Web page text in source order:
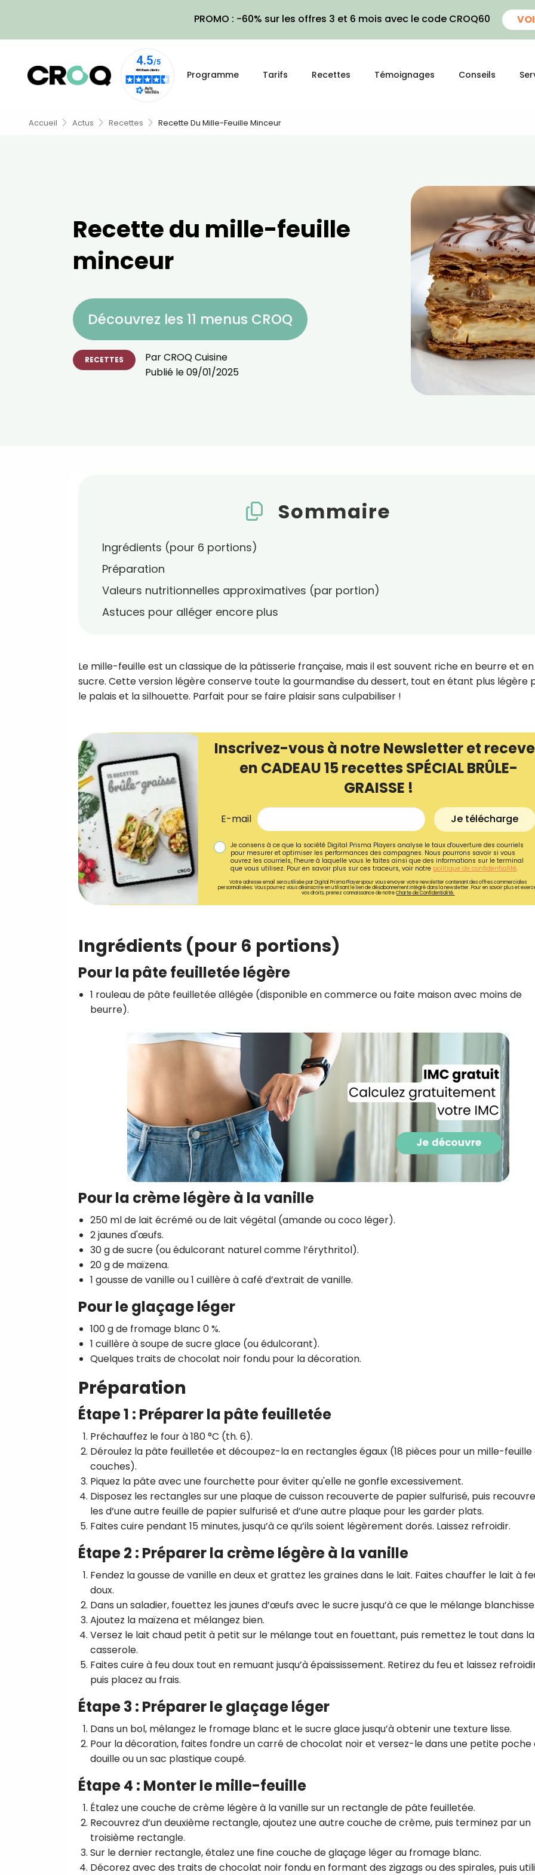
PROMO : -60% sur les offres 3 et 6 mois avec le code CROQ60
Programme Tarifs Recettes Témoignages Conseils
Accueil Actus Recettes Recette Du Mille-Feuille Minceur
Recette du mille-feuille
minceur
Découvrez les 11 menus CROQ
RECETTES ParCROQ Cuisine
Publié le09/01/2025
Sommaire
Ingrédients (pour 6 portions)
Préparation
Valeurs nutritionnelles approximatives (par portion)
Astuces pour alléger encore plus
Le mille-feuille est un classique de la pâtisserie française, mais il est souvent riche en beurre et en
sucre. Cette version légère conserve toute la gourmandise du dessert, tout en étant plus légère
le palais et la silhouette. Parfait pour se faire plaisir sans culpabiliser !
Inscrivez-vous à notre Newsletter et
en CADEAU 15 recettes SPÉCIAL BRÛLE-
GRAISSE !
E-mail Je télécharge
Je consens à ce que la société Digital Prisma Players analyse le taux d'ouverture des courriels
pour mesurer et optimiser les performances des campagnes. Nous pourrons savoir si vous
ouvrez les courriels, l'heure à laquelle vous le faites ainsi que des informations sur le terminal
que vous utilisez. Pour en savoir plus sur ces traceurs, voir notre politique de confidentialité.
Votre adresse email sera utilisée par Digital Prisma Playerspour vous envoyer votre newsletter contenant des offres commerciales
personnalisées. Vous pourrez vous désinscrire en utilisant le lien de désabonnement intégré dans la newsletter. Pour en savoir plus et
vos droits, prenez connaissance de notreCharte de Confidentialité.
Ingrédients (pour 6 portions)
Pour la pâte feuilletée légère
1 rouleau de pâte feuilletée allégée (disponible en commerce ou faite maison avec moins de
beurre).
Pour la crème légère à la vanille
250 ml de lait écrémé ou de lait végétal (amande ou coco léger).
2 jaunes d'œufs.
30 g de sucre (ou édulcorant naturel comme l’érythritol).
20 g de maïzena.
1 gousse de vanille ou 1 cuillère à café d’extrait de vanille.
Pour le glaçage léger
100 g de fromage blanc 0 %.
1 cuillère à soupe de sucre glace (ou édulcorant).
Quelques traits de chocolat noir fondu pour la décoration.
Préparation
Étape 1 : Préparer la pâte feuilletée
Préchauffez le four à 180 °C (th. 6).
Déroulez la pâte feuilletée et découpez-la en rectangles égaux (18 pièces pour un mille-feuille
couches).
Piquez la pâte avec une fourchette pour éviter qu'elle ne gonfle excessivement.
Disposez les rectangles sur une plaque de cuisson recouverte de papier sulfurisé, puis
les d’une autre feuille de papier sulfurisé et d’une autre plaque pour les garder plats.
Faites cuire pendant 15 minutes, jusqu’à ce qu’ils soient légèrement dorés. Laissez refroidir.
Étape 2 : Préparer la crème légère à la vanille
Fendez la gousse de vanille en deux et grattez les graines dans le lait. Faites chauffer le lait à
doux.
Dans un saladier, fouettez les jaunes d’œufs avec le sucre jusqu’à ce que le mélange blanchisse.
Ajoutez la maïzena et mélangez bien.
Versez le lait chaud petit à petit sur le mélange tout en fouettant, puis remettez le tout dans la
casserole.
Faites cuire à feu doux tout en remuant jusqu’à épaississement. Retirez du feu et laissez
puis placez au frais.
Étape 3 : Préparer le glaçage léger
Dans un bol, mélangez le fromage blanc et le sucre glace jusqu’à obtenir une texture lisse.
Pour la décoration, faites fondre un carré de chocolat noir et versez-le dans une petite poche
douille ou un sac plastique coupé.
Étape 4 : Monter le mille-feuille
Étalez une couche de crème légère à la vanille sur un rectangle de pâte feuilletée.
Recouvrez d’un deuxième rectangle, ajoutez une autre couche de crème, puis terminez par un
troisième rectangle.
Sur le dernier rectangle, étalez une fine couche de glaçage léger au fromage blanc.
Décorez avec des traits de chocolat noir fondu en formant des zigzags ou des spirales, puis
Recevez gratuitement
Ainsi que la newsletter
CROQ.
Je consens à ce que la société
Prisma Players analyse le taux
des courriels pour mesurer et
performances des campagnes.
pourrons savoir si vous ouvrez les